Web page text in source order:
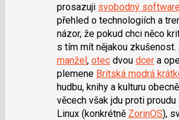
prosazuji svobodný
přehled o technologiích a
názor, že pokud chci něco
s tím mít nějakou
manžel, otecdvou dcera
plemene Britská modrá
hudbu, knihy a kulturu
věcech však jdu proti
Linux (konkrétně ZorinOS),